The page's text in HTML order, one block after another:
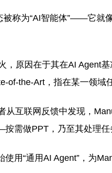
被称为“AI智能体”——它就
，原因在于其在AI Agent
of-the-Art，指在某一领域
从互联网反馈中发现，
需做PPT，乃至其处理任
用“通用AI Agent”，为